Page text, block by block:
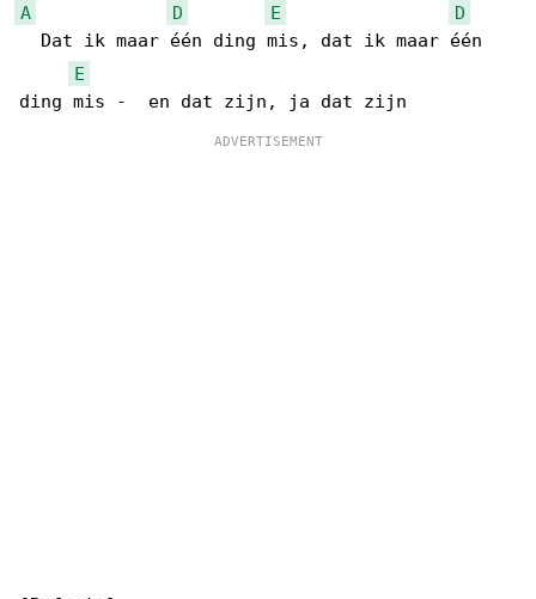
A
D E
D
  Dat ik maar één ding mis, dat ik maar één
E